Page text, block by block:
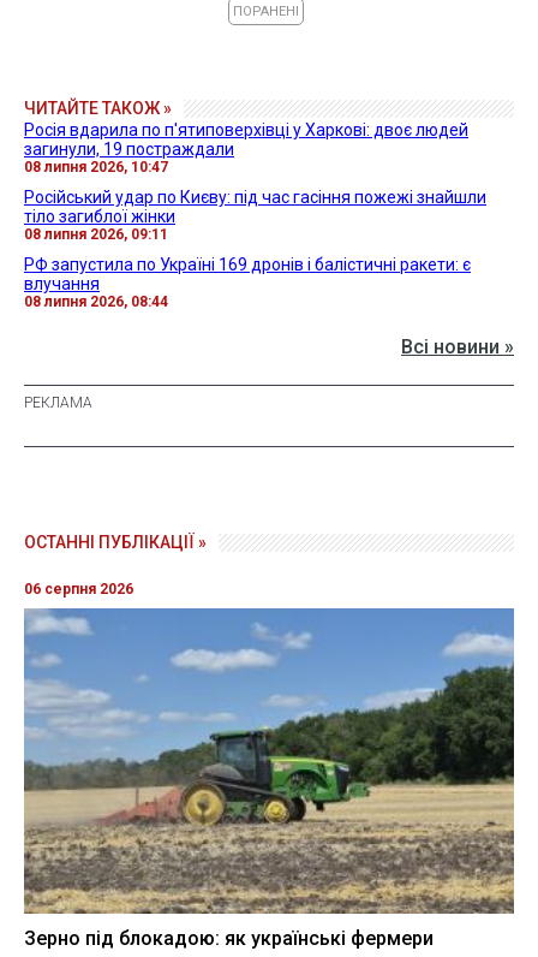
ПОРАНЕНІ
ЧИТАЙТЕ ТАКОЖ »
Росія вдарила по п'ятиповерхівці у Харкові: двоє людей
загинули, 19 постраждали
08 липня 2026, 10:47
Російський удар по Києву: під час гасіння пожежі знайшли
тіло загиблої жінки
08 липня 2026, 09:11
РФ запустила по Україні 169 дронів і балістичні ракети: є
влучання
08 липня 2026, 08:44
Всі новини »
ОСТАННІ ПУБЛІКАЦІЇ »
06 серпня 2026
Зерно під блокадою: як українські фермери